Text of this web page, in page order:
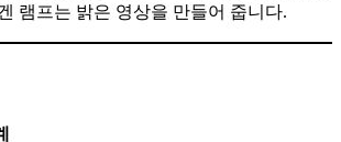
램프는 밝은 영상을 만들어 줍니다.